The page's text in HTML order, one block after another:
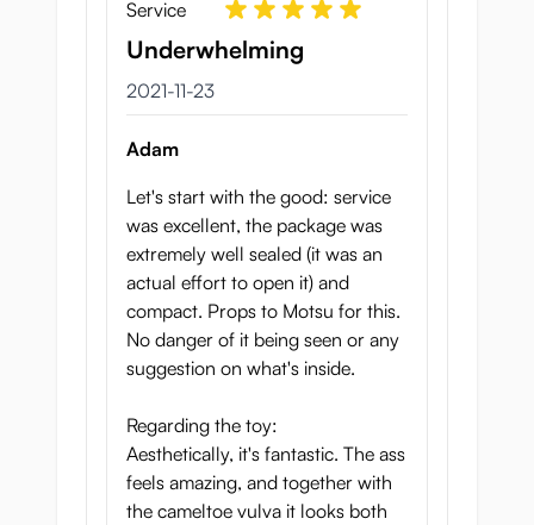
Service
Underwhelming
23 november 2021
2021-11-23
Adam
Let's start with the good: service
was excellent, the package was
extremely well sealed (it was an
actual effort to open it) and
compact. Props to Motsu for this.
No danger of it being seen or any
suggestion on what's inside.
Regarding the toy:
Aesthetically, it's fantastic. The ass
feels amazing, and together with
the cameltoe vulva it looks both